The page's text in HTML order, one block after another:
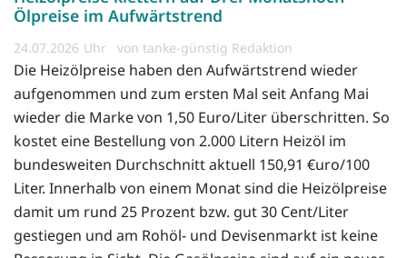
Ölpreise im Aufwärtstrend
24.07.2026 von tanke-günstig Redaktion
Die Heizölpreise haben den Aufwärtstrend wieder
aufgenommen und zum ersten Mal seit Anfang Mai
wieder die Marke von 1,50 Euro/Liter überschritten. So
kostet eine Bestellung von 2.000 Litern Heizöl im
bundesweiten Durchschnitt aktuell 150,91 €uro/100
Liter. Innerhalb von einem Monat sind die Heizölpreise
damit um rund 25 Prozent bzw. gut 30 Cent/Liter
gestiegen und am Rohöl- und Devisenmarkt ist keine